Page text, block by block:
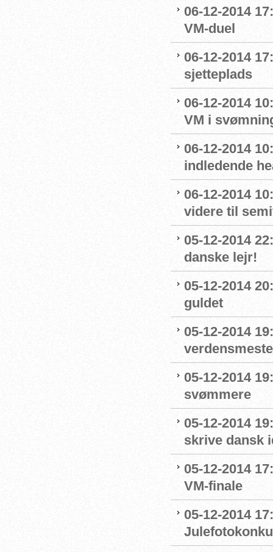
06-12-2014
VM-duel
06-12-2014
sjetteplads
06-12-2014
VM i
06-12-2014
indledende
06-12-2014
videre til
05-12-2014
danske lejr!
05-12-2014
guldet
05-12-2014
05-12-2014
svømmere
05-12-2014
skrive dansk
05-12-2014
VM-finale
05-12-2014